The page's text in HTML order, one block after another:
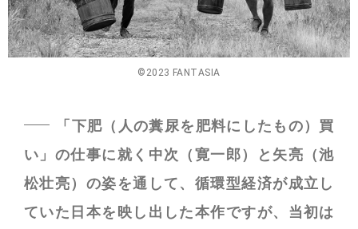
©2023 FANTASIA
「下肥（人の糞尿を肥料にしたもの）買
い」の仕事に就く中次（寛一郎）と矢亮（池
松壮亮）の姿を通して、循環型経済が成立し
ていた日本を映し出した本作ですが、当初は